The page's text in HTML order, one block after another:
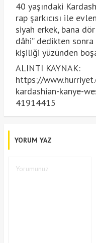
40 yaşındaki
rap şarkıcısı ile
siyah erkek, bana
dâhi” dedikten
kişiliği yüzünden
ALINTI KAYNAK:
https://
kardashian-kanye-
41914415
YORUM YAZ